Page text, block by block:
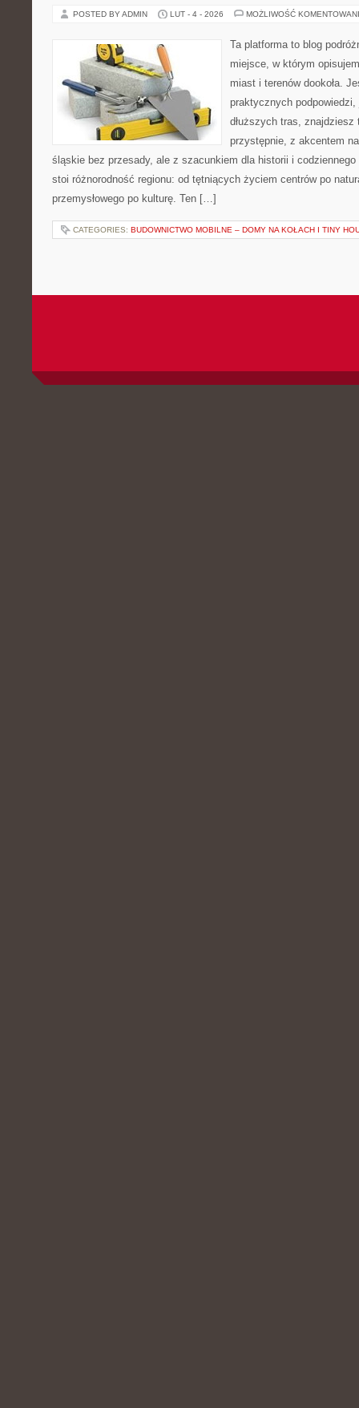
POSTED BY ADMIN LUT - 4 - 2026 MOŻLIWOŚĆ
Ta platforma to blog
miejsce, w którym
miast i terenów dookoła.
praktycznych
dłuższych tras, znajdziesz
przystępnie, z akcentem
śląskie bez przesady, ale z szacunkiem dla historii i
stoi różnorodność regionu: od tętniących życiem centrów po
przemysłowego po kulturę. Ten […]
CATEGORIES: BUDOWNICTWO MOBILNE – DOMY NA KOŁACH I TINY